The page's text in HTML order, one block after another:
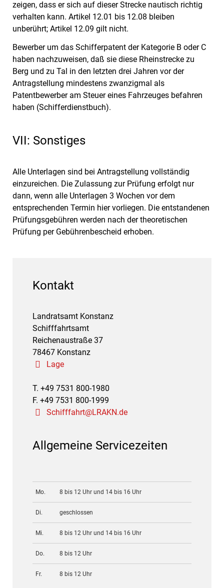
zeigen, dass er sich auf dieser Strecke nautisch richtig
verhalten kann. Artikel 12.01 bis 12.08 bleiben
unberührt; Artikel 12.09 gilt nicht.
Bewerber um das Schifferpatent der Kategorie B oder C
haben nachzuweisen, daß sie diese Rheinstrecke zu
Berg und zu Tal in den letzten drei Jahren vor der
Antragstellung mindestens zwanzigmal als
Patentbewerber am Steuer eines Fahrzeuges befahren
haben (Schifferdienstbuch).
VII: Sonstiges
Alle Unterlagen sind bei Antragstellung vollständig
einzureichen. Die Zulassung zur Prüfung erfolgt nur
dann, wenn alle Unterlagen 3 Wochen vor dem
entsprechenden Termin hier vorliegen. Die entstandenen
Prüfungsgebühren werden nach der theoretischen
Prüfung per Gebührenbescheid erhoben.
Kontakt
Landratsamt Konstanz
Schifffahrtsamt
Reichenaustraße 37
78467 Konstanz
Lage
T. +49 7531 800-1980
F. +49 7531 800-1999
Schifffahrt@LRAKN.de
Allgemeine Servicezeiten
Mo. 8 bis 12 Uhr und 14 bis 16 Uhr
Di. geschlossen
Mi. 8 bis 12 Uhr und 14 bis 16 Uhr
Do. 8 bis 12 Uhr
Fr. 8 bis 12 Uhr